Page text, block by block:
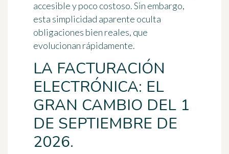
accesible y poco costoso. Sin embargo,
esta simplicidad aparente oculta
obligaciones bien reales, que
evolucionan rápidamente.
LA FACTURACIÓN
ELECTRÓNICA: EL
GRAN CAMBIO DEL 1
DE SEPTIEMBRE DE
2026.